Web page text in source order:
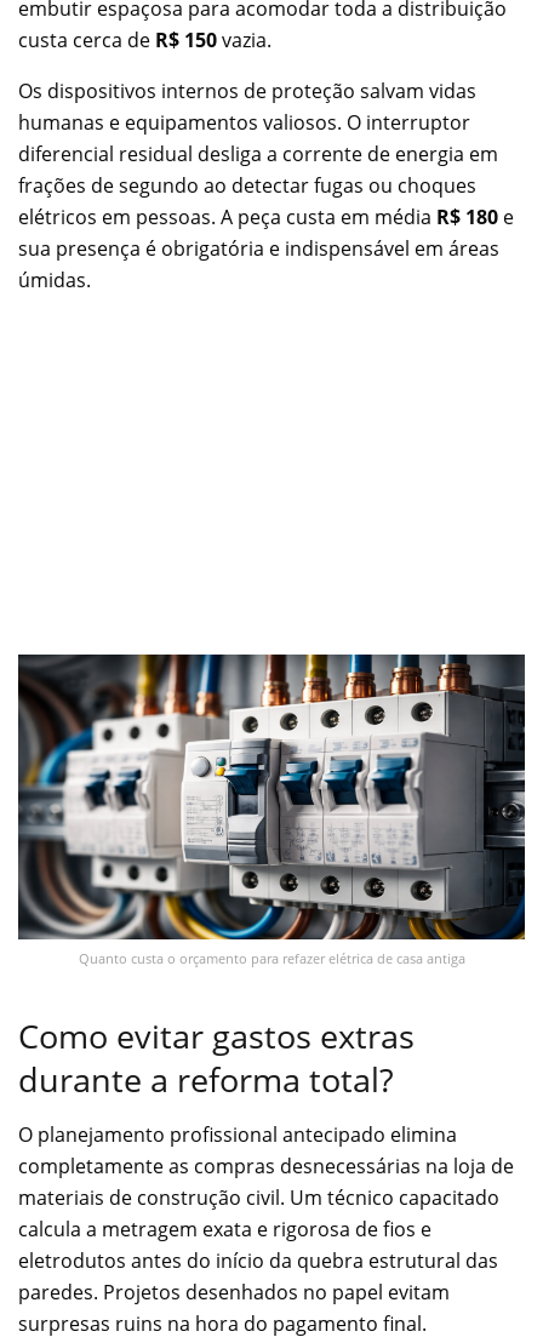
embutir espaçosa para acomodar toda a distribuição
custa cerca de R$ 150vazia.
Os dispositivos internos de proteção salvam vidas
humanas e equipamentos valiosos. O interruptor
diferencial residual desliga a corrente de energia em
frações de segundo ao detectar fugas ou choques
elétricos em pessoas. A peça custa em média R$ 180 e
sua presença é obrigatória e indispensável em áreas
úmidas.
Quanto custa o orçamento para refazer elétrica de casa antiga
Como evitar gastos extras
durante a reforma total?
O planejamento profissional antecipado elimina
completamente as compras desnecessárias na loja de
materiais de construção civil. Um técnico capacitado
calcula a metragem exata e rigorosa de fios e
eletrodutos antes do início da quebra estrutural das
paredes. Projetos desenhados no papel evitam
surpresas ruins na hora do pagamento final.